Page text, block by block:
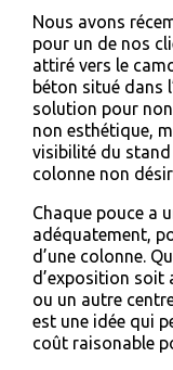
Nous avons
pour un de nos
attiré vers le
béton situé dans
solution pour
non esthétique,
visibilité du
colonne non
Chaque pouce a
adéquatement,
d’une colonne.
d’exposition soit
ou un autre
est une idée qui
coût raisonable